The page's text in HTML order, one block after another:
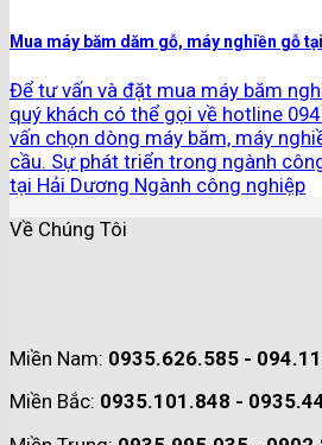
Mua máy băm dăm gỗ, máy nghiền gỗ
Để tư vấn và đặt mua máy băm
quý khách có thể gọi về hotline
vấn chọn dòng máy băm, máy
cầu. Sự phát triển trong ngành
tại Hải Dương Ngành công nghiệp
Về Chúng Tôi
Miền Nam: 0935.626.585 -
Miền Bắc: 0935.101.848 -